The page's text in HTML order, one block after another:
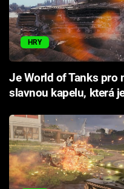
Přihlášení
Sledujte nás
HRY
Je World of Tanks pro
slavnou kapelu, která